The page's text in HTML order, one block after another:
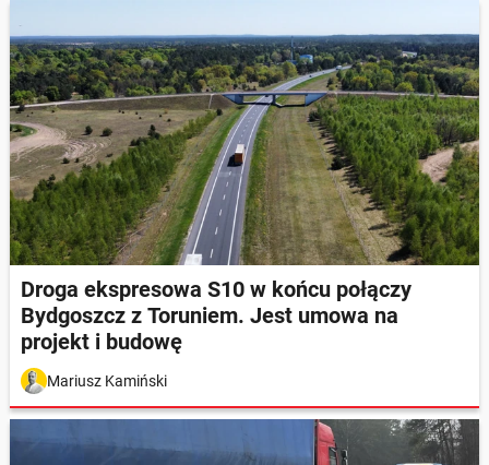
Droga ekspresowa S10 w końcu połączy
Bydgoszcz z Toruniem. Jest umowa na
projekt i budowę
Mariusz Kamiński